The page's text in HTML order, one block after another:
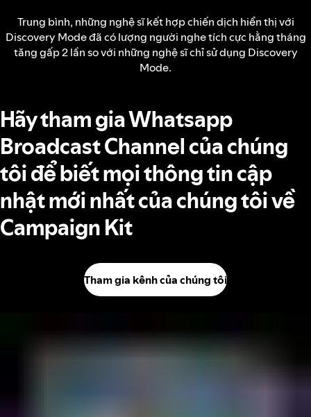
Trung bình, những nghệ sĩ kết hợp chiến dịch hiển thị với
Discovery Mode đã có lượng người nghe tích cực hằng tháng
tăng gấp 2 lần so với những nghệ sĩ chỉ sử dụng Discovery
Mode.
Hãy tham gia Whatsapp
Broadcast Channel của chúng
tôi để biết mọi thông tin cập
nhật mới nhất của chúng tôi về
Campaign Kit
Tham gia kênh của chúng tôi